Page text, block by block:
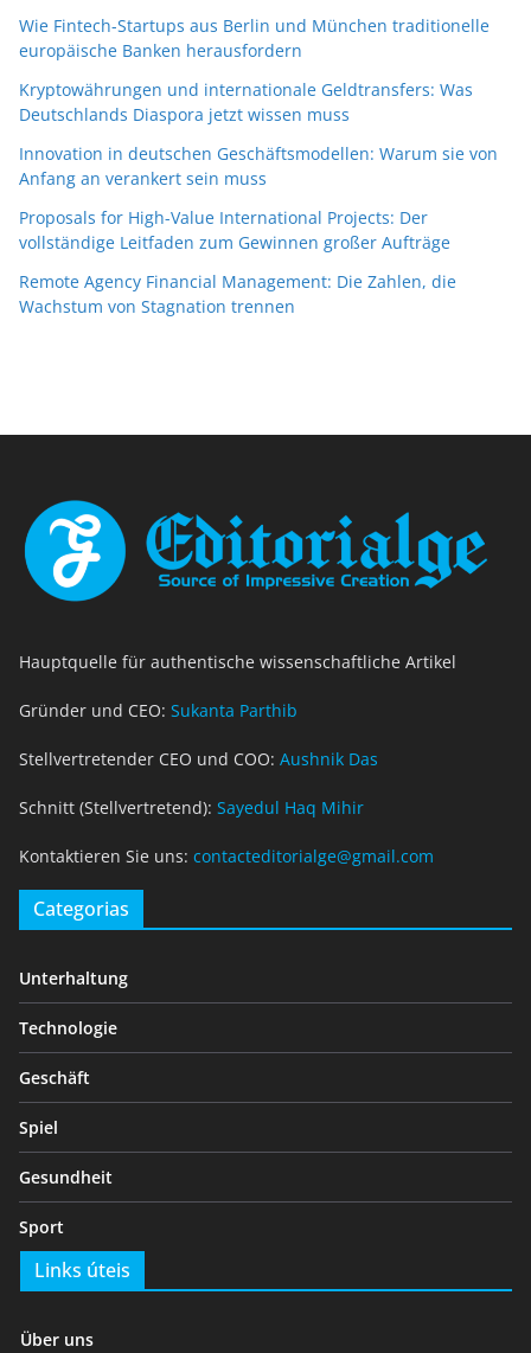
Wie Fintech-Startups aus Berlin und München traditionelle
europäische Banken herausfordern
Kryptowährungen und internationale Geldtransfers: Was
Deutschlands Diaspora jetzt wissen muss
Innovation in deutschen Geschäftsmodellen: Warum sie von
Anfang an verankert sein muss
Proposals for High-Value International Projects: Der
vollständige Leitfaden zum Gewinnen großer Aufträge
Remote Agency Financial Management: Die Zahlen, die
Wachstum von Stagnation trennen
Hauptquelle für authentische wissenschaftliche Artikel
Gründer und CEO: Sukanta Parthib
Stellvertretender CEO und COO: Aushnik Das
Schnitt (Stellvertretend): Sayedul Haq Mihir
Kontaktieren Sie uns: contacteditorialge@gmail.com
Categorias
Unterhaltung
Technologie
Geschäft
Spiel
Gesundheit
Sport
Links úteis
Über uns